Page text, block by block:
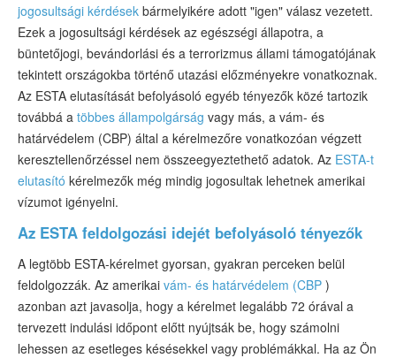
jogosultsági kérdések bármelyikére adott "igen" válasz vezetett.
Ezek a jogosultsági kérdések az egészségi állapotra, a
büntetőjogi, bevándorlási és a terrorizmus állami támogatójának
tekintett országokba történő utazási előzményekre vonatkoznak.
Az ESTA elutasítását befolyásoló egyéb tényezők közé tartozik
továbbá a többes állampolgárság vagy más, a vám- és
határvédelem (CBP) által a kérelmezőre vonatkozóan végzett
keresztellenőrzéssel nem összeegyeztethető adatok. Az ESTA-t
elutasító kérelmezők még mindig jogosultak lehetnek amerikai
vízumot igényelni.
Az ESTA feldolgozási idejét befolyásoló tényezők
A legtöbb ESTA-kérelmet gyorsan, gyakran perceken belül
feldolgozzák. Az amerikai vám- és határvédelem (CBP )
azonban azt javasolja, hogy a kérelmet legalább 72 órával a
tervezett indulási időpont előtt nyújtsák be, hogy számolni
lehessen az esetleges késésekkel vagy problémákkal. Ha az Ön